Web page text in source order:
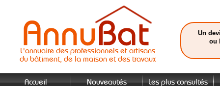
L'annuaire des professionnels et artisans
du bâtiment, de la maison et des travaux
Un
ou
Accueil Nouveautés Les plus consultés